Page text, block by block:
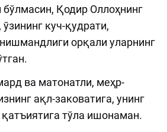
бўлмасин, Қодир Оллоҳнинг
куч-қудрати,
орқали уларнинг
ва матонатли, меҳр-
ақл-заковатига, унинг
тўла ишонаман.